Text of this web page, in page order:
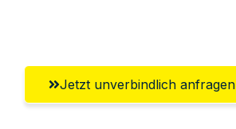
Jetzt unverbindlich anfragen